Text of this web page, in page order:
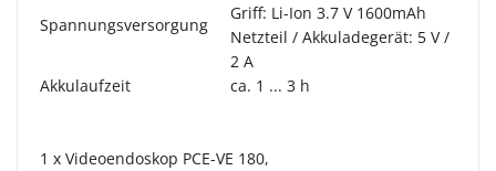
Spannungsversorgung
Griff: Li-Ion 3.7 V 1600mAh
Netzteil / Akkuladegerät: 5 V /
2 A
Akkulaufzeit
ca. 1 ... 3 h
1 x Videoendoskop PCE-VE 180,